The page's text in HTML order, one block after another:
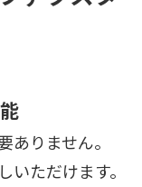
ありません。
ただけます。